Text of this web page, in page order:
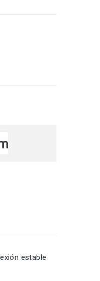
estable